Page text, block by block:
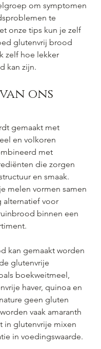
om symptomen
te
onze tips kun je zelf
glutenvrij brood
zelf hoe lekker
kan zijn.
van ons
gemaakt met
en volkoren
met
die zorgen
en smaak.
melen vormen samen
alternatief voor
binnen een
kan gemaakt worden
glutenvrije
boekweitmeel,
haver, quinoa en
geen gluten
vaak amaranth
in glutenvrije mixen
in voedingswaarde.